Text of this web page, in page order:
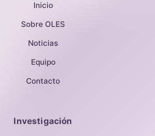
Inicio
Sobre OLES
Noticias
Equipo
Contacto
Investigación